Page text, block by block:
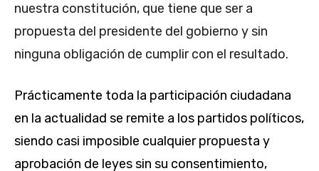
nuestra constitución, que tiene que ser a
propuesta del presidente del gobierno y sin
ninguna obligación de cumplir con el resultado.
Prácticamente toda la participación ciudadana
en la actualidad se remite a los partidos políticos,
siendo casi imposible cualquier propuesta y
aprobación de leyes sin su consentimiento,